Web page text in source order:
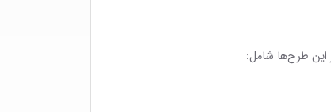
این طرح‌ها شامل: